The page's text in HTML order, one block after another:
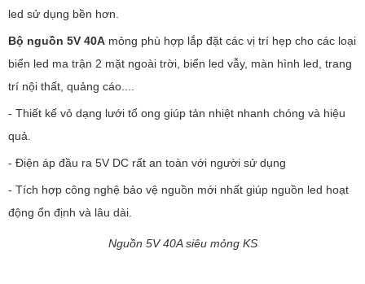
led sử dụng bền hơn.
Bộ nguồn 5V 40A mỏng phù hợp lắp đặt các vị trí hẹp cho các loại
biển led ma trận 2 mặt ngoài trời, biển led vẫy, màn hình led, trang
trí nội thất, quảng cáo....
- Thiết kế vỏ dạng lưới tổ ong giúp tản nhiệt nhanh chóng và hiệu
quả.
- Điện áp đầu ra 5V DC rất an toàn với người sử dụng
- Tích hợp công nghệ bảo vệ nguồn mới nhất giúp nguồn led hoạt
động ổn định và lâu dài.
Nguồn 5V 40A siêu mỏng KS